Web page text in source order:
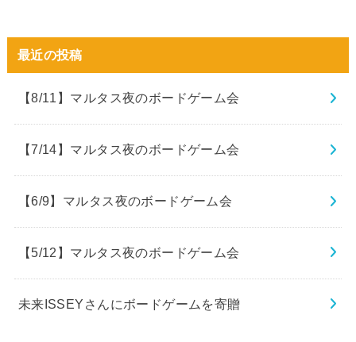
最近の投稿
【8/11】マルタス夜のボードゲーム会
【7/14】マルタス夜のボードゲーム会
【6/9】マルタス夜のボードゲーム会
【5/12】マルタス夜のボードゲーム会
未来ISSEYさんにボードゲームを寄贈